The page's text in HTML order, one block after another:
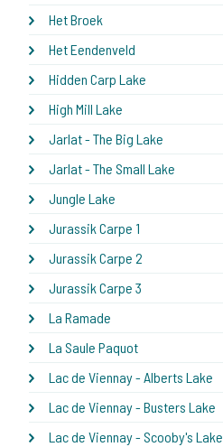
Het Broek
Het Eendenveld
Hidden Carp Lake
High Mill Lake
Jarlat - The Big Lake
Jarlat - The Small Lake
Jungle Lake
Jurassik Carpe 1
Jurassik Carpe 2
Jurassik Carpe 3
La Ramade
La Saule Paquot
Lac de Viennay - Alberts Lake
Lac de Viennay - Busters Lake
Lac de Viennay - Scooby's Lake